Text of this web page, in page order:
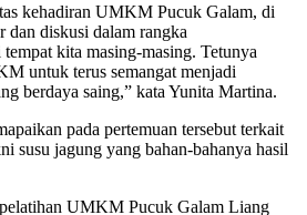
kehadiran UMKM Pucuk Galam, di
dan diskusi dalam rangka
kita masing-masing. Tetunya
untuk terus semangat menjadi
berdaya saing,” kata Yunita Martina.
pada pertemuan tersebut terkait
susu jagung yang bahan-bahanya hasil
pelatihan UMKM Pucuk Galam Liang